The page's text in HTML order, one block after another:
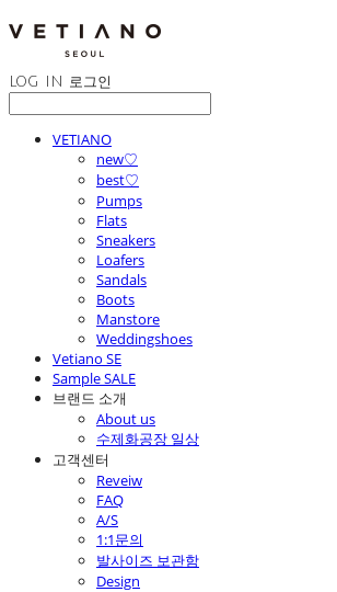
LOG IN 로그인
VETIANO
new♡
best♡
Pumps
Flats
Sneakers
Loafers
Sandals
Boots
Manstore
Weddingshoes
Vetiano SE
Sample SALE
브랜드 소개
About us
수제화공장 일상
고객센터
Reveiw
FAQ
A/S
1:1문의
발사이즈 보관함
Design